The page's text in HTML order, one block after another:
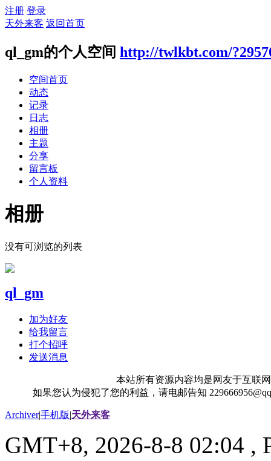
注册 登录
天外来客 返回首页
ql_gm的个人空间 http://twlkbt.com/
空间首页
动态
记录
日志
相册
主题
分享
留言板
个人资料
相册
没有可浏览的列表
ql_gm
加为好友
给我留言
打个招呼
发送消息
本站所有资源内容均是网友于互联
如果您认为侵犯了您的利益，请电邮告知
Archiver|手机版|天外来客
GMT+8, 2026-8-8 02:04 ,